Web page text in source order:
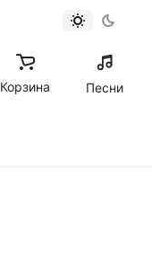
Корзина Песни